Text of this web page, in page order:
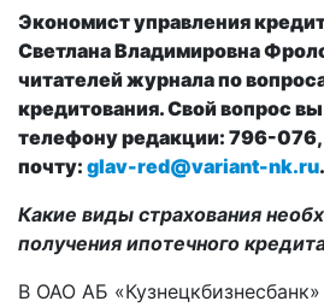
Экономист управления
Светлана Владимировна
читателей журнала по
кредитования. Свой вопрос
телефону редакции: 796-076,
почту: glav-red@variant-nk.ru.
Какие виды страхования
получения ипотечного
В ОАО АБ